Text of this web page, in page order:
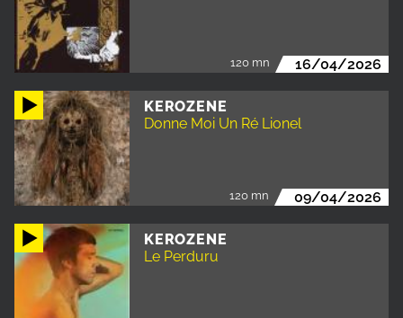
120 mn 16/04/2026
KEROZENE
Donne Moi Un Ré Lionel
120 mn 09/04/2026
KEROZENE
Le Perduru